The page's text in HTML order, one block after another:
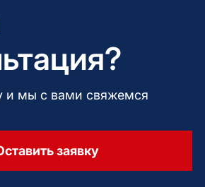
и мы с вами свяжемся
заявку